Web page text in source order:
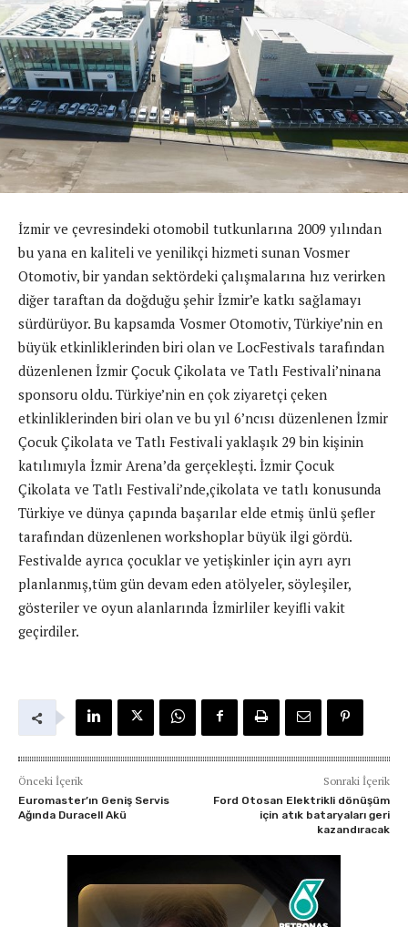
İzmir ve çevresindeki otomobil tutkunlarına 2009 yılından
bu yana en kaliteli ve yenilikçi hizmeti sunan Vosmer
Otomotiv, bir yandan sektördeki çalışmalarına hız verirken
diğer taraftan da doğduğu şehir İzmir’e katkı sağlamayı
sürdürüyor. Bu kapsamda Vosmer Otomotiv, Türkiye’nin en
büyük etkinliklerinden biri olan ve LocFestivals tarafından
düzenlenen İzmir Çocuk Çikolata ve Tatlı Festivali’ninana
sponsoru oldu. Türkiye’nin en çok ziyaretçi çeken
etkinliklerinden biri olan ve bu yıl 6’ncısı düzenlenen İzmir
Çocuk Çikolata ve Tatlı Festivali yaklaşık 29 bin kişinin
katılımıyla İzmir Arena’da gerçekleşti. İzmir Çocuk
Çikolata ve Tatlı Festivali’nde,çikolata ve tatlı konusunda
Türkiye ve dünya çapında başarılar elde etmiş ünlü şefler
tarafından düzenlenen workshoplar büyük ilgi gördü.
Festivalde ayrıca çocuklar ve yetişkinler için ayrı ayrı
planlanmış,tüm gün devam eden atölyeler, söyleşiler,
gösteriler ve oyun alanlarında İzmirliler keyifli vakit
geçirdiler.
Önceki İçerik
Euromaster’ın Geniş Servis
Ağında Duracell Akü
Sonraki İçerik
Ford Otosan Elektrikli dönüşüm
için atık bataryaları geri
kazandıracak